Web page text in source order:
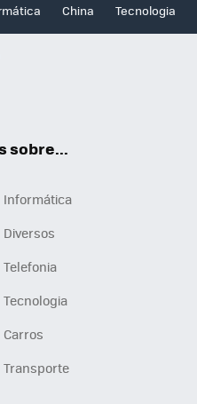
China Tecnologia
sobre...
Informática
Diversos
Telefonia
Tecnologia
Carros
Transporte